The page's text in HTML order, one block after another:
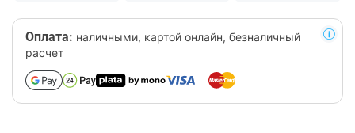
Оплата: наличными, картой онлайн, безналичный
расчет